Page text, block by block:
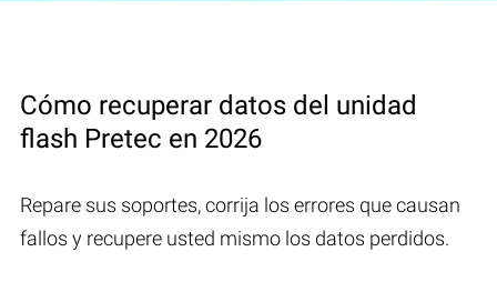
Cómo recuperar datos del unidad
flash Pretec en 2026
Repare sus soportes, corrija los errores que causan
fallos y recupere usted mismo los datos perdidos.